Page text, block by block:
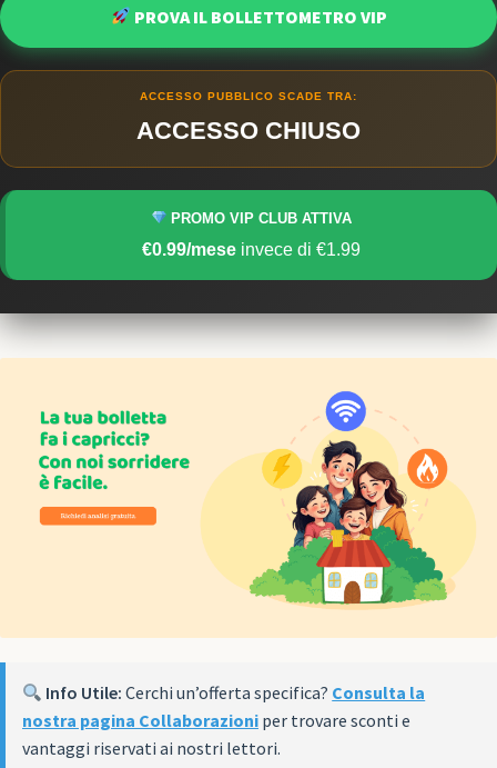
PROVA IL BOLLETTOMETRO VIP
ACCESSO PUBBLICO SCADE TRA:
ACCESSO CHIUSO
PROMO VIP CLUB ATTIVA
€0.99/mese invece di €1.99
Info Utile: Cerchi un’offerta specifica? Consulta la
nostra pagina Collaborazioni per trovare sconti e
vantaggi riservati ai nostri lettori.